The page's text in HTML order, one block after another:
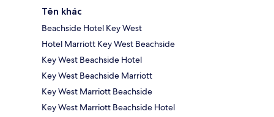
Tên khác
Beachside Hotel Key West
Hotel Marriott Key West Beachside
Key West Beachside Hotel
Key West Beachside Marriott
Key West Marriott Beachside
Key West Marriott Beachside Hotel